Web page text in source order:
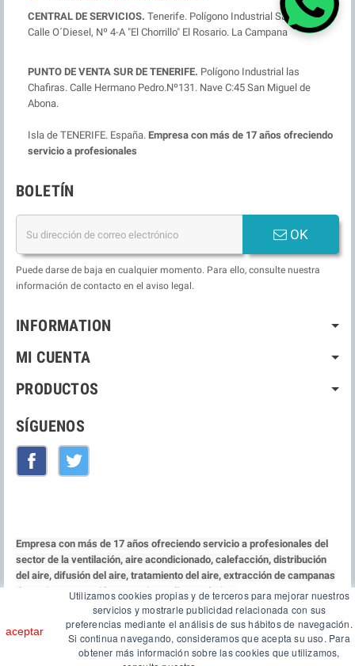
CENTRAL DE SERVICIOS. Tenerife. Polígono Industrial San Isidro.
Calle O´Diesel, Nº 4-A "El Chorrillo" El Rosario. La Campana
PUNTO DE VENTA SUR DE TENERIFE. Polígono Industrial las
Chafiras. Calle Hermano Pedro.Nº131. Nave C:45 San Miguel de
Abona.
Isla de TENERIFE. España. Empresa con más de 17 años ofreciendo
servicio a profesionales
BOLETÍN
OK
Puede darse de baja en cualquier momento. Para ello, consulte nuestra
información de contacto en el aviso legal.
INFORMATION
MI CUENTA
PRODUCTOS
SÍGUENOS
Facebook
aceptar
Utilizamos cookies propias y de terceros para mejorar nuestros
servicios y mostrarle publicidad relacionada con sus
preferencias mediante el análisis de sus hábitos de navegación.
Si continua navegando, consideramos que acepta su uso. Para
obtener más información sobre las cookies que utilizamos,
Empresa con más de 17 años ofreciendo servicio a profesionales del
sector de la ventilación, aire acondicionado, calefacción, distribución
del aire, difusión del aire, tratamiento del aire, extracción de campanas
de cocina, protección contra incendio y acústica.
Copyright © 2026PICON Ecommerce | Desarrollado porInversaGrupo